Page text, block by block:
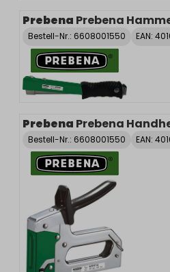
Prebena Prebena
Bestell-Nr.: 6608001550 EAN:
Prebena Prebena
Bestell-Nr.: 6608001550 EAN: